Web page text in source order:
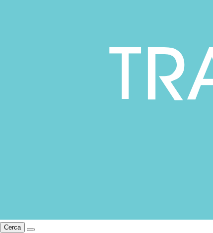
Cerca